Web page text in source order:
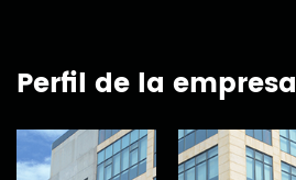
Perfil de la empresa